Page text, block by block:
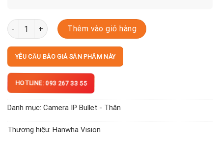
HCB-7000PHA số lượngThêm vào giỏ hàng
YÊU CẦU BÁO GIÁ SẢN PHẨM NÀY
HOTLINE: 093 267 33 55
Danh mục: Camera IP Bullet - Thân
Thương hiệu: Hanwha Vision